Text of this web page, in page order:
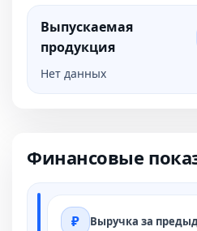
Выпускаемая
продукция
Нет данных
Финансовые
Выручка за